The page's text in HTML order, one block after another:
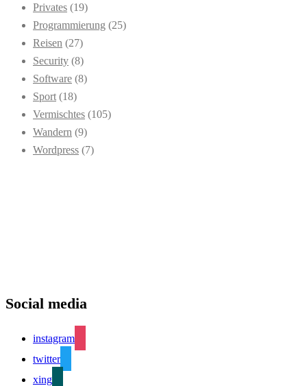
Privates (19)
Programmierung (25)
Reisen (27)
Security (8)
Software (8)
Sport (18)
Vermischtes (105)
Wandern (9)
Wordpress (7)
Social media
instagram
twitter
xing